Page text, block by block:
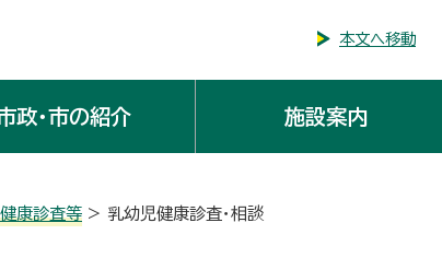
本文へ移動
政・市の紹介 施設案内
健康診査等 > 乳幼児健康診査・相談